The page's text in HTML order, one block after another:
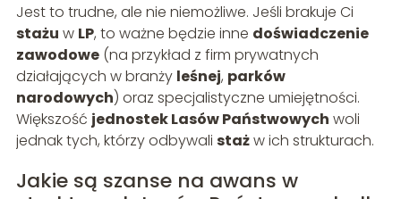
Jest to trudne, ale nie niemożliwe. Jeśli brakuje Ci
stażu w LP, to ważne będzie inne doświadczenie
zawodowe(na przykład z firm prywatnych
działających w branży leśnej, parków
narodowych) oraz specjalistyczne umiejętności.
Większość jednostek Lasów Państwowych woli
jednak tych, którzy odbywali stażw ich strukturach.
Jakie są szanse na awans w